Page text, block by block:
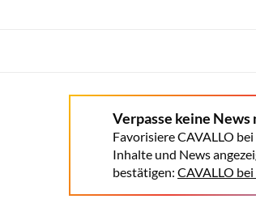
Verpasse keine News
Favorisiere CAVALLO
Inhalte und News
bestätigen: CAVALLO